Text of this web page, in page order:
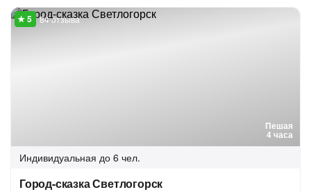
Пешая
4 часа
84 отзыва
Индивидуальная до 6 чел.
Город-сказка Светлогорск